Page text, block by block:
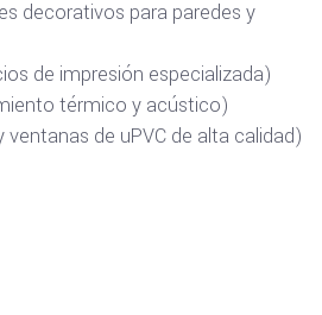
decorativos para paredes y
de impresión especializada)
térmico y acústico)
de uPVC de alta calidad)